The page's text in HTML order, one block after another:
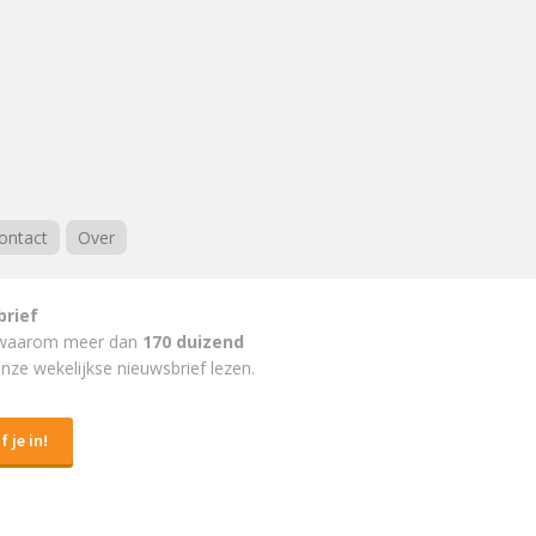
Over
meer dan 170 duizend
wekelijkse nieuwsbrief lezen.
je in!